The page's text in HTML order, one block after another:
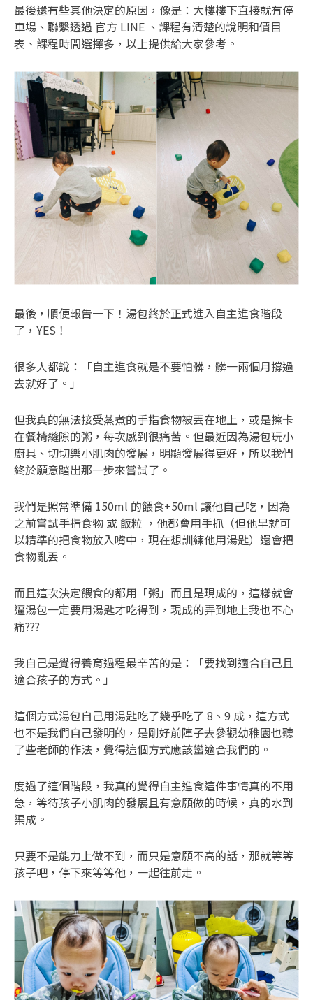
最後還有些其他決定的原因，像是：大樓樓下直接就有停
車場、聯繫透過 官方 LINE 、課程有清楚的說明和價目
表、課程時間選擇多，以上提供給大家參考。
最後，順便報告一下！湯包終於正式進入自主進食階段
了，YES！
很多人都說：「自主進食就是不要怕髒，髒一兩個月撐過
去就好了。」
但我真的無法接受蒸煮的手指食物被丟在地上，或是擦卡
在餐椅縫隙的粥，每次感到很痛苦。但最近因為湯包玩小
廚具、切切樂小肌肉的發展，明顯發展得更好，所以我們
終於願意踏出那一步來嘗試了。
我們是照常準備 150ml 的餵食+50ml 讓他自己吃，因為
之前嘗試手指食物 或 飯粒 ，他都會用手抓（但他早就可
以精準的把食物放入嘴中，現在想訓練他用湯匙）還會把
食物亂丟。
而且這次決定餵食的都用「粥」而且是現成的，這樣就會
逼湯包一定要用湯匙才吃得到，現成的弄到地上我也不心
痛???
我自己是覺得養育過程最辛苦的是：「要找到適合自己且
適合孩子的方式。」
這個方式湯包自己用湯匙吃了幾乎吃了 8、9 成，這方式
也不是我們自己發明的，是剛好前陣子去參觀幼稚園也聽
了些老師的作法，覺得這個方式應該蠻適合我們的。
度過了這個階段，我真的覺得自主進食這件事情真的不用
急，等待孩子小肌肉的發展且有意願做的時候，真的水到
渠成。
只要不是能力上做不到，而只是意願不高的話，那就等等
孩子吧，停下來等等他，一起往前走。